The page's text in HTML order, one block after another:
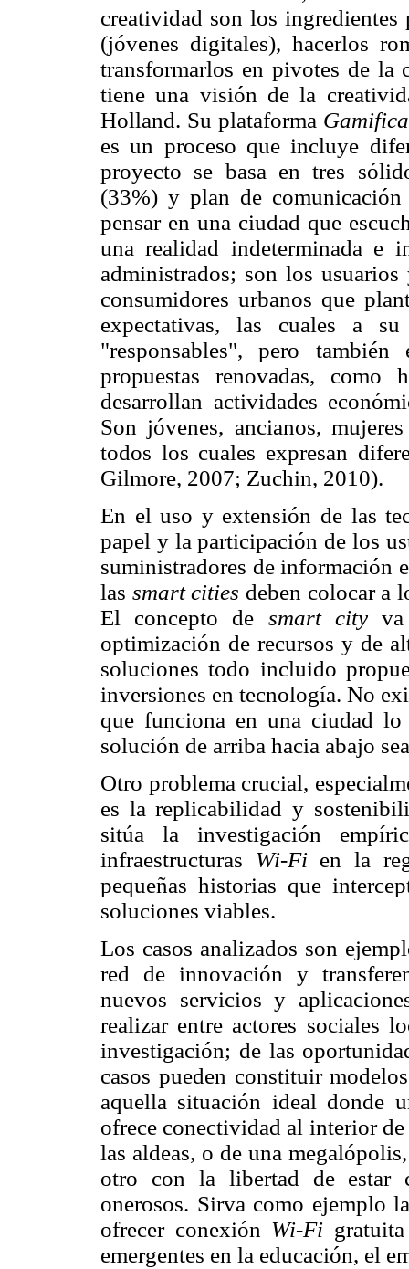
creatividad son los
(jóvenes digitales), hacerlos
transformarlos en pivotes de la
tiene una visión de la
Holland. Su plataforma
es un proceso que incluye
proyecto se basa en tres
(33%) y plan de
pensar en una ciudad que
una realidad indeterminada e
administrados; son los
consumidores urbanos que
expectativas, las cuales a
"responsables", pero
propuestas renovadas, como
desarrollan actividades
Son jóvenes, ancianos,
todos los cuales expresan
Gilmore, 2007; Zuchin, 2010).
En el uso y extensión de las
papel y la participación de los
suministradores de información
las smart cities deben colocar a
El concepto de smart cityva
optimización de recursos y de
soluciones todo incluido
inversiones en tecnología. No
que funciona en una ciudad
solución de arriba hacia abajo
Otro problema crucial,
es la replicabilidad y
sitúa la investigación
infraestructuras Wi-Fien la
pequeñas historias que
soluciones viables.
Los casos analizados son
red de innovación y
nuevos servicios y
realizar entre actores sociales
investigación; de las
casos pueden constituir
aquella situación ideal donde
ofrece conectividad al interior
las aldeas, o de una
otro con la libertad de estar
onerosos. Sirva como ejemplo
ofrecer conexión Wi-Fi
emergentes en la educación, el